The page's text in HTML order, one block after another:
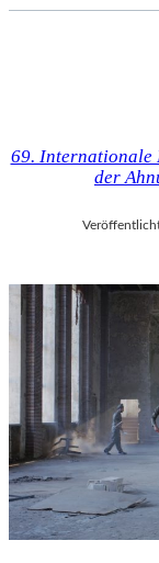
69. Internationale
der